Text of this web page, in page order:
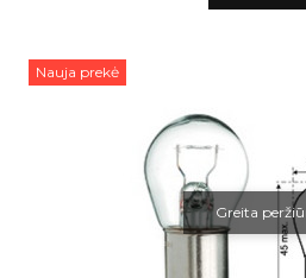
Nauja prekė
Greita